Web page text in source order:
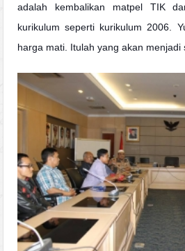
adalah kembalikan matpel TIK
kurikulum seperti kurikulum 2006.
harga mati. Itulah yang akan menjadi